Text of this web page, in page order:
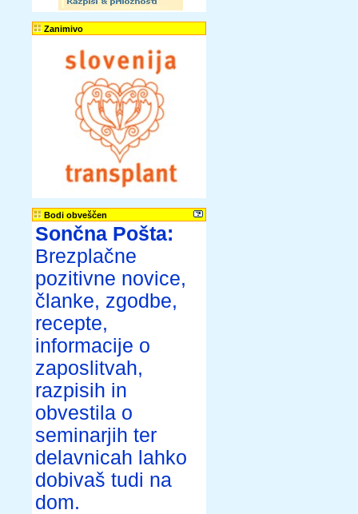
Zanimivo
Bodi obveščen
Sončna Pošta:
Brezplačne
pozitivne novice,
članke, zgodbe,
recepte,
informacije o
zaposlitvah,
razpisih in
obvestila o
seminarjih ter
delavnicah lahko
dobivaš tudi na
dom.